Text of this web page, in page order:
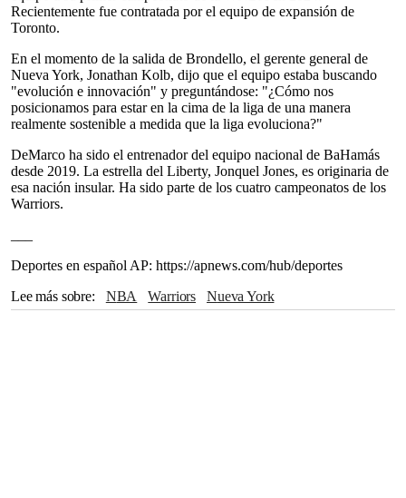
Recientemente fue contratada por el equipo de expansión de
Toronto.
En el momento de la salida de Brondello, el gerente general de
Nueva York, Jonathan Kolb, dijo que el equipo estaba buscando
"evolución e innovación" y preguntándose: "¿Cómo nos
posicionamos para estar en la cima de la liga de una manera
realmente sostenible a medida que la liga evoluciona?"
DeMarco ha sido el entrenador del equipo nacional de BaHamás
desde 2019. La estrella del Liberty, Jonquel Jones, es originaria de
esa nación insular. Ha sido parte de los cuatro campeonatos de los
Warriors.
Deportes en español AP: https://apnews.com/hub/deportes
Lee más sobre
NBA Warriors
Nueva York